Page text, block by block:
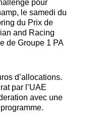
pour
le samedi du
du Prix de
and Racing
de Groupe 1 PA
d’allocations.
par l’UAE
avec une